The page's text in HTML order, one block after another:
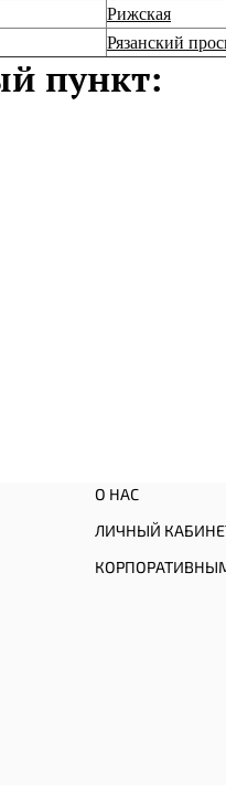
Рижская
Рязанский
пункт:
О НАС
ЛИЧНЫЙ